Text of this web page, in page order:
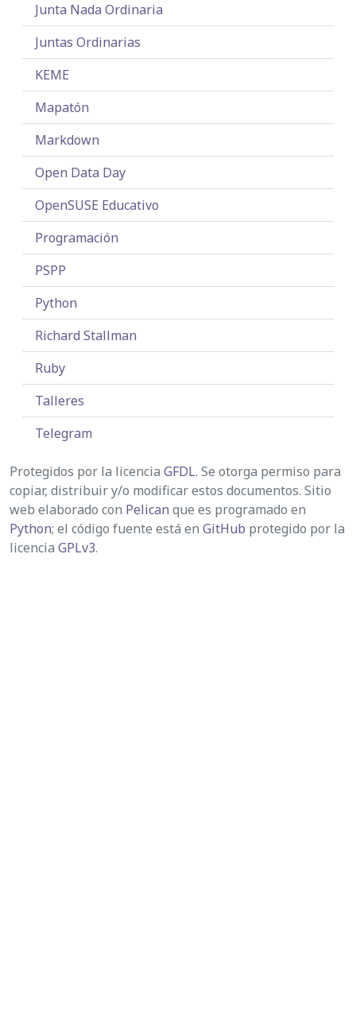
Junta Nada Ordinaria
Juntas Ordinarias
KEME
Mapatón
Markdown
Open Data Day
OpenSUSE Educativo
Programación
PSPP
Python
Richard Stallman
Ruby
Talleres
Telegram
Protegidos por la licencia GFDL. Se otorga permiso para
copiar, distribuir y/o modificar estos documentos. Sitio
web elaborado con Pelican que es programado en
Python; el código fuente está en GitHub protegido por la
licencia GPLv3.